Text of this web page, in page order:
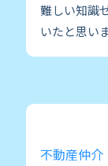
難しい知識
いたと思い
不動産仲介